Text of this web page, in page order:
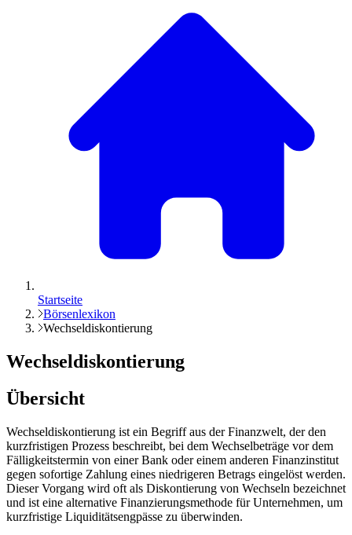
Startseite
Börsenlexikon
Wechseldiskontierung
Wechseldiskontierung
Übersicht
Wechseldiskontierung ist ein Begriff aus der Finanzwelt, der den
kurzfristigen Prozess beschreibt, bei dem Wechselbeträge vor dem
Fälligkeitstermin von einer Bank oder einem anderen Finanzinstitut
gegen sofortige Zahlung eines niedrigeren Betrags eingelöst werden.
Dieser Vorgang wird oft als Diskontierung von Wechseln bezeichnet
und ist eine alternative Finanzierungsmethode für Unternehmen, um
kurzfristige Liquiditätsengpässe zu überwinden.